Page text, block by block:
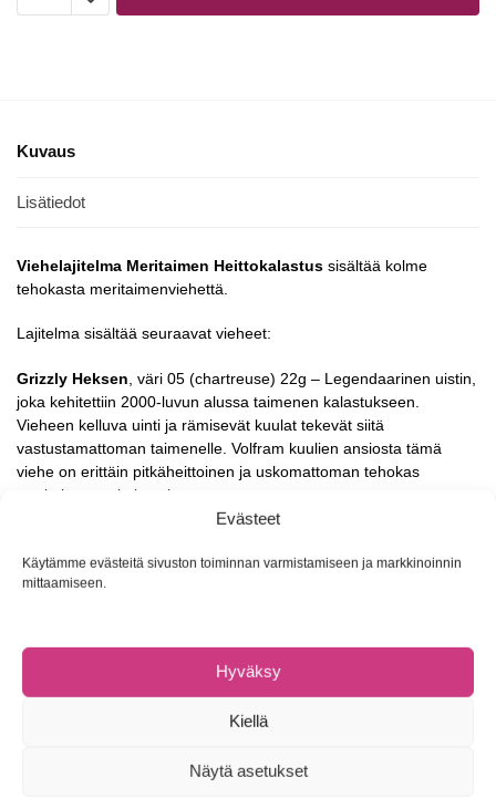
Evästeet
Käytämme evästeitä sivuston toiminnan varmistamiseen ja markkinoinnin
mittaamiseen.
Hyväksy
Kiellä
Näytä asetukset
Kuvaus
Lisätiedot
Viehelajitelma Meritaimen Heittokalastus sisältää kolme
tehokasta meritaimenviehettä.
Lajitelma sisältää seuraavat vieheet:
Grizzly Heksen , väri 05 (chartreuse) 22g – Legendaarinen uistin,
joka kehitettiin 2000-luvun alussa taimenen kalastukseen.
Vieheen kelluva uinti ja rämisevät kuulat tekevät siitä
vastustamattoman taimenelle. Volfram kuulien ansiosta tämä
viehe on erittäin pitkäheittoinen ja uskomattoman tehokas
meritaimenen kalastuksessa.
heittokalastukseen ja vetouisteluun! James -lusikoiden erittäin
eloisa uinti saa peto- ja jalokalat iskemään! Korkiakosken
löydät oivat ottipelit eri olosuhteisiin. Vieheiden vauhdinkesto on
erinomainen, joten ne toimivat mahtavasti myös vetouistelussa.
, väri hopea, 9cm/24g: Houkuttelevat